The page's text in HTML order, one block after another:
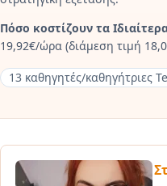
Πόσο κοστίζουν τα
19,92€/ώρα (διάμεση τιμή
13 καθηγητές/καθηγήτριες